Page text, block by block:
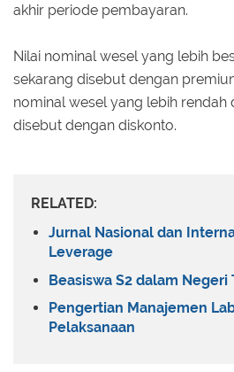
akhir periode pembayaran.
Nilai nominal wesel yang lebih
sekarang disebut dengan
nominal wesel yang lebih rendah
disebut dengan diskonto.
RELATED:
Jurnal Nasional dan
Leverage
Beasiswa S2 dalam Negeri
Pengertian Manajemen
Pelaksanaan